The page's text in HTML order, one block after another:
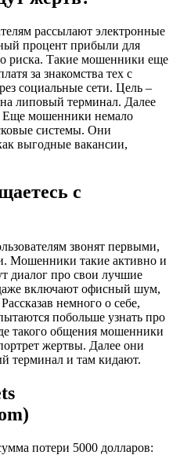
рассылают электронные
процент прибыли для
риска. Такие мошенники еще
за знакомства тех с
социальные сети. Цель –
липовый терминал. Далее
Еще мошенники немало
системы. Они
выгодные вакансии,
с
звонят первыми,
Мошенники такие активно и
диалог про свои лучшие
включают офисный шум,
немного о себе,
побольше узнать про
такого общения мошенники
жертвы. Далее они
терминал и там кидают.
потери 5000 долларов: